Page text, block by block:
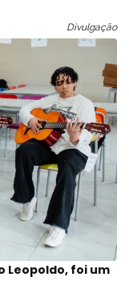
Divulgação
Leopoldo, foi um